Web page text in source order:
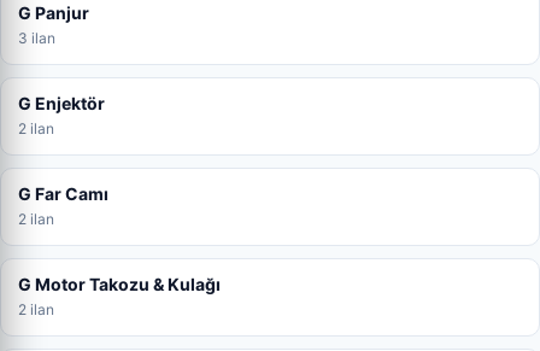
G Panjur
3 ilan
G Enjektör
2 ilan
G Far Camı
2 ilan
G Motor Takozu & Kulağı
2 ilan